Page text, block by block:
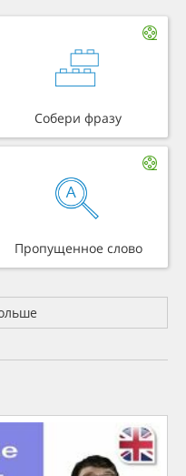
Собери фразу
Пропущенное слово